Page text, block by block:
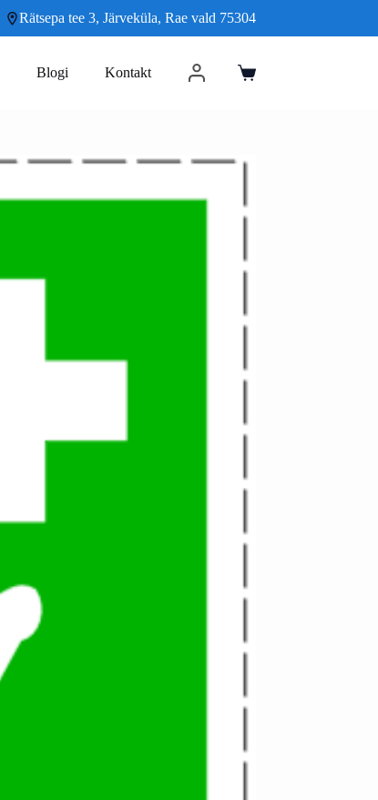
Rätsepa tee 3, Järveküla, Rae vald 75304
Blogi Kontakt